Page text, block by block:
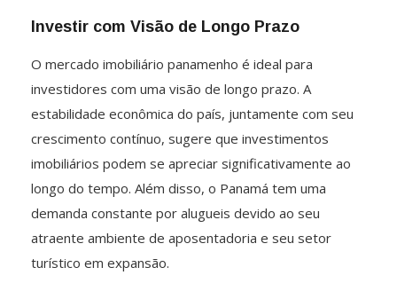
Investir com Visão de Longo Prazo
O mercado imobiliário panamenho é ideal para
investidores com uma visão de longo prazo. A
estabilidade econômica do país, juntamente com seu
crescimento contínuo, sugere que investimentos
imobiliários podem se apreciar significativamente ao
longo do tempo. Além disso, o Panamá tem uma
demanda constante por alugueis devido ao seu
atraente ambiente de aposentadoria e seu setor
turístico em expansão.